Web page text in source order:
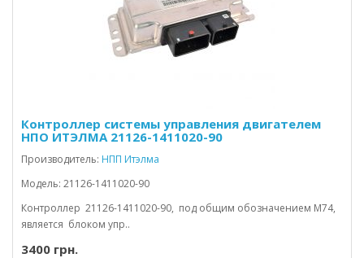
Контроллер системы управления двигателем
НПО ИТЭЛМА 21126-1411020-90
Производитель: НПП Итэлма
Модель: 21126-1411020-90
Контроллер 21126-1411020-90, под общим обозначением M74,
является блоком упр..
3400 грн.